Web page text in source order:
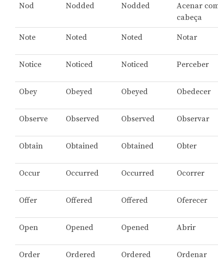
Nod Nodded Nodded
Acenar
cabeça
Note Noted Noted Notar
Notice Noticed Noticed Perceber
Obey Obeyed Obeyed Obedecer
Observe Observed Observed Observar
Obtain Obtained Obtained Obter
Occur Occurred Occurred Ocorrer
Offer Offered Offered Oferecer
Open Opened Opened Abrir
Order Ordered Ordered Ordenar